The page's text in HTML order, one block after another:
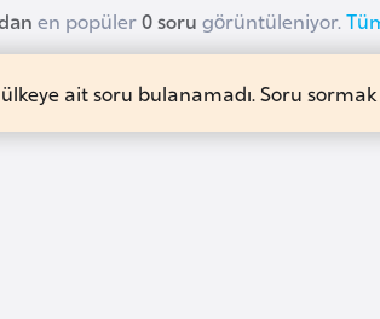
en popüler0 soru görüntüleniyor.
ait soru bulanamadı. Soru